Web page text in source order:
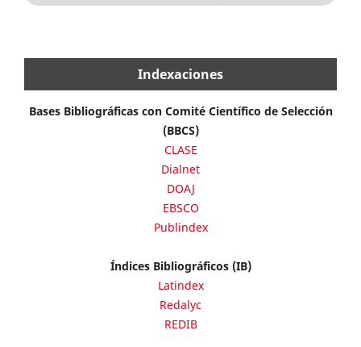
Indexaciones
Bases Bibliográficas con Comité Científico de Selección
(BBCS)
CLASE
Dialnet
DOAJ
EBSCO
Publindex
Índices Bibliográficos (IB)
Latindex
Redalyc
REDIB